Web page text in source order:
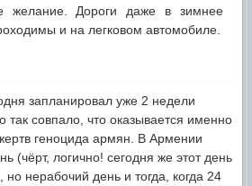
желание. Дороги даже в зимнее
и на легковом автомобиле.
запланировал уже 2 недели
так совпало, что оказывается именно
геноцида армян. В Армении
(чёрт, логично! сегодня же этот день
но нерабочий день и тогда, когда 24